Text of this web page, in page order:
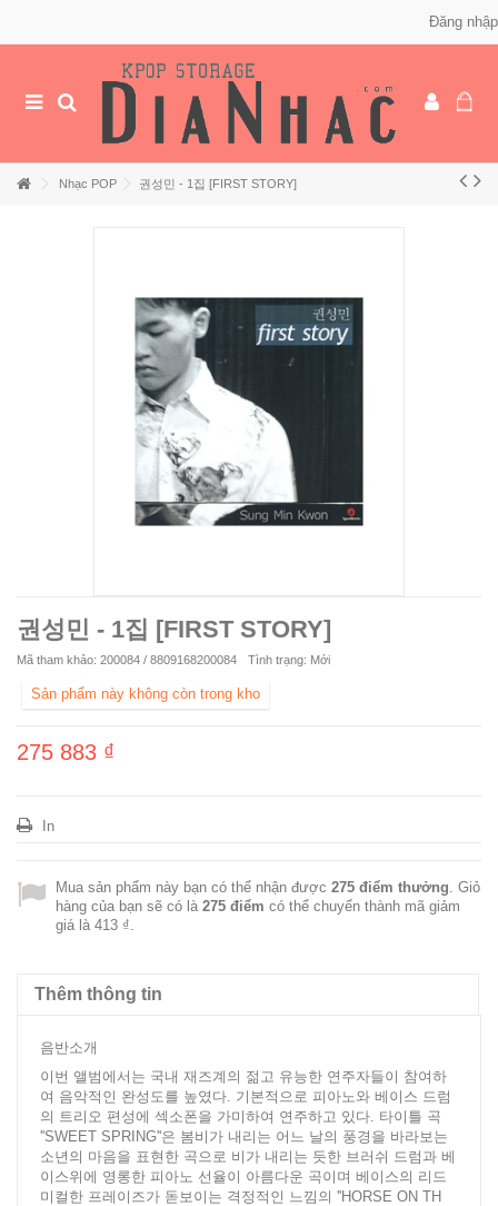
Đăng nhập
Nhạc POP 권성민 - 1집 [FIRST STORY]
권성민 - 1집 [FIRST STORY]
Mã tham khảo: 200084 / 8809168200084 Tình trạng: Mới
Sản phẩm này không còn trong kho
275 883 ₫
In
Mua sản phẩm này bạn có thể nhận được 275 điểm thưởng . Giỏ
hàng của bạn sẽ có là 275 điểm có thể chuyển thành mã giảm
giá là 413 ₫
Thêm thông tin
음반소개
이번 앨범에서는 국내 재즈계의 젊고 유능한 연주자들이 참여하
여 음악적인 완성도를 높였다. 기본적으로 피아노와 베이스 드럼
의 트리오 편성에 섹소폰을 가미하여 연주하고 있다. 타이틀 곡
''SWEET SPRING''은 봄비가 내리는 어느 날의 풍경을 바라보는
소년의 마음을 표현한 곡으로 비가 내리는 듯한 브러쉬 드럼과 베
이스위에 영롱한 피아노 선율이 아름다운 곡이며 베이스의 리드
미컬한 프레이즈가 돋보이는 격정적인 느낌의 ''HORSE ON TH